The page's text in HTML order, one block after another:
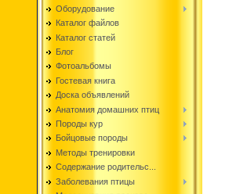
Оборудование
Каталог файлов
Каталог статей
Блог
Фотоальбомы
Гостевая книга
Доска объявлений
Анатомия домашних птиц
Породы кур
Бойцовые породы
Методы тренировки
Содержание родительс...
Заболевания птицы